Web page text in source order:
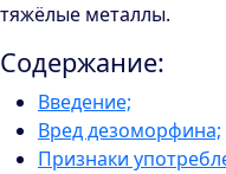
тяжёлые металлы.
Содержание:
Введение;
Вред дезоморфина;
Признаки